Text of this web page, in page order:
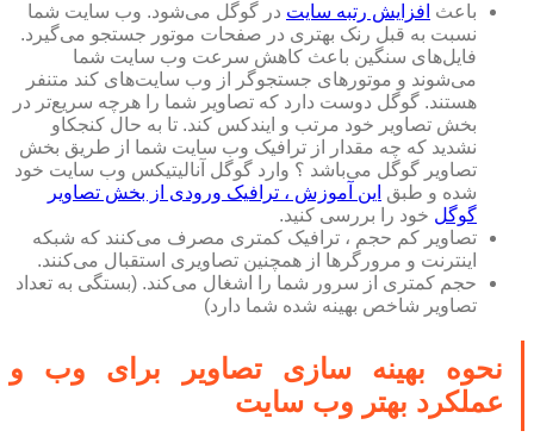
باعث افزایش رتبه سایت در گوگل می‌شود. وب سایت شما
نسبت به قبل رنک بهتری در صفحات موتور جستجو می‌گیرد.
فایل‌های سنگین باعث کاهش سرعت وب سایت شما
می‌شوند و موتور‌های جستجوگر از وب سایت‌های کند متنفر
هستند. گوگل دوست دارد که تصاویر شما را هرچه سریع‌تر در
بخش تصاویر خود مرتب و ایندکس کند. تا به حال کنجکاو
نشدید که چه مقدار از ترافیک وب سایت شما از طریق بخش
تصاویر گوگل می‌باشد ؟ وارد گوگل آنالیتیکس وب سایت خود
شده و طبق این آموزش ، ترافیک ورودی از بخش تصاویر
گوگل خود را بررسی کنید.
تصاویر کم حجم ، ترافیک کمتری مصرف می‌کنند که شبکه
اینترنت و مرورگرها از همچنین تصاویری استقبال می‌کنند.
حجم کمتری از سرور شما را اشغال می‌کند. (بستگی به تعداد
تصاویر شاخص بهینه شده شما دارد)
نحوه بهینه سازی تصاویر برای وب و
عملکرد بهتر وب سایت